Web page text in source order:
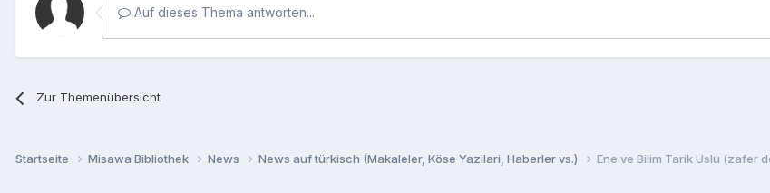
Auf dieses Thema antworten...
Zur Themenübersicht
Startseite Misawa Bibliothek News News auf türkisch (Makaleler, Köse Yazilari, Haberler vs.) Ene ve Bilim Tarik Uslu (zafer